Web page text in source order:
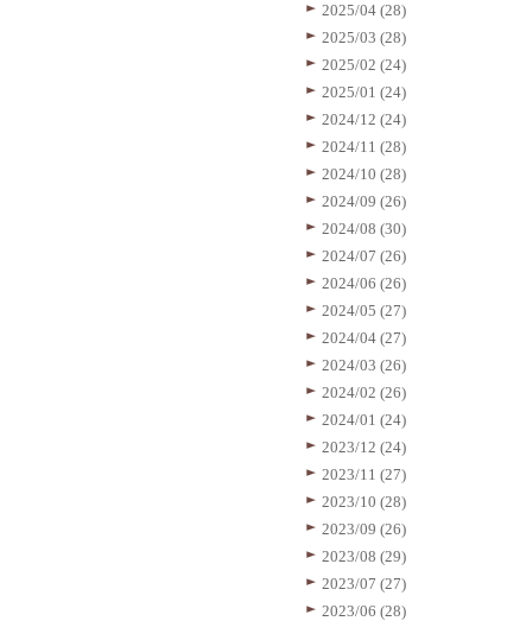
2025/04 (28)
2025/03 (28)
2025/02 (24)
2025/01 (24)
2024/12 (24)
2024/11 (28)
2024/10 (28)
2024/09 (26)
2024/08 (30)
2024/07 (26)
2024/06 (26)
2024/05 (27)
2024/04 (27)
2024/03 (26)
2024/02 (26)
2024/01 (24)
2023/12 (24)
2023/11 (27)
2023/10 (28)
2023/09 (26)
2023/08 (29)
2023/07 (27)
2023/06 (28)